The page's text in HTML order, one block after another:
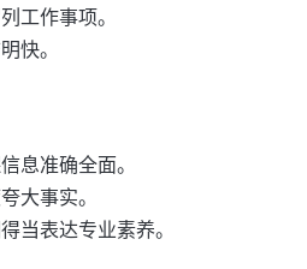
工作事项。
快。
息准确全面。
大事实。
当表达专业素养。